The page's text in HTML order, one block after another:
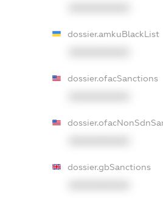
dossier.amkuBlackList
dossier.ofacSanctions
dossier.gbSanctions